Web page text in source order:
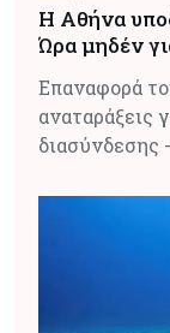
Η Αθήνα
Ώρα μηδέν
Επαναφορά
αναταράξεις
διασύνδεσης